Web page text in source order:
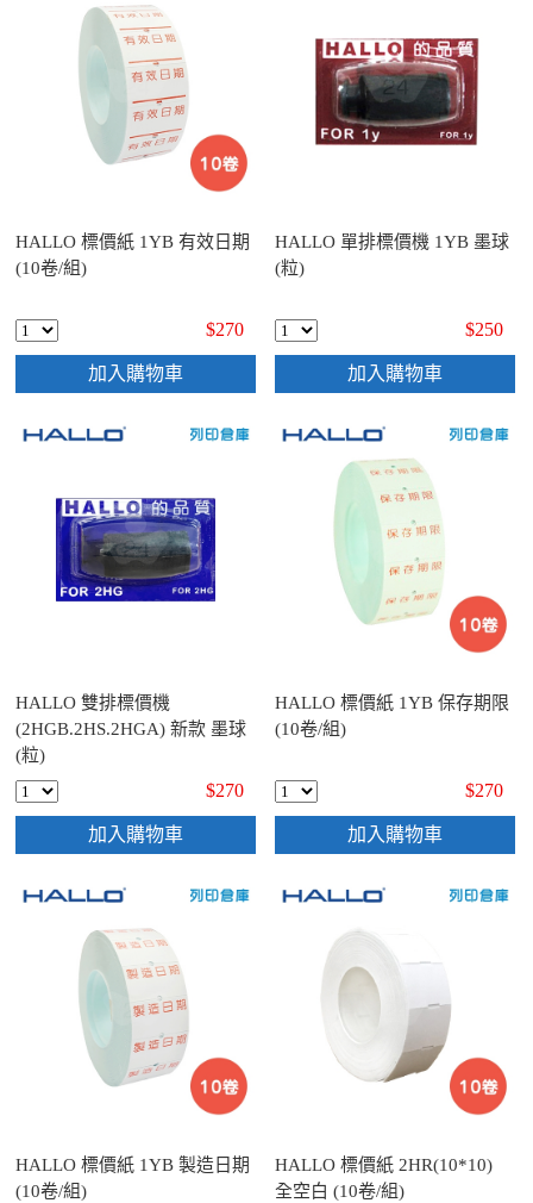
HALLO 標價紙 1YB 有效日期
(10卷/組)
$270
加入購物車
HALLO 單排標價機 1YB 墨球
(粒)
$250
加入購物車
HALLO 雙排標價機
(2HGB.2HS.2HGA) 新款 墨球
(粒)
$270
加入購物車
HALLO 標價紙 1YB 保存期限
(10卷/組)
$270
加入購物車
HALLO 標價紙 1YB 製造日期
(10卷/組)
HALLO 標價紙 2HR(10*10)
全空白 (10卷/組)